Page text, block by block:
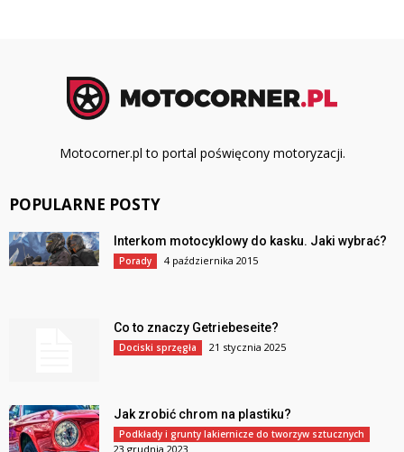
Motocorner.pl to portal poświęcony motoryzacji.
POPULARNE POSTY
Interkom motocyklowy do kasku. Jaki wybrać?
Porady 4 października 2015
Co to znaczy Getriebeseite?
Dociski sprzęgła 21 stycznia 2025
Jak zrobić chrom na plastiku?
Podkłady i grunty lakiernicze do tworzyw sztucznych
23 grudnia 2023